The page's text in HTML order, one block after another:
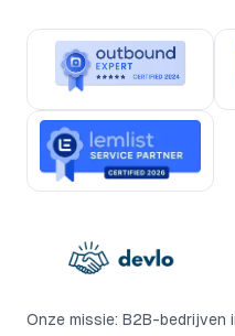
Onze missie: B2B-